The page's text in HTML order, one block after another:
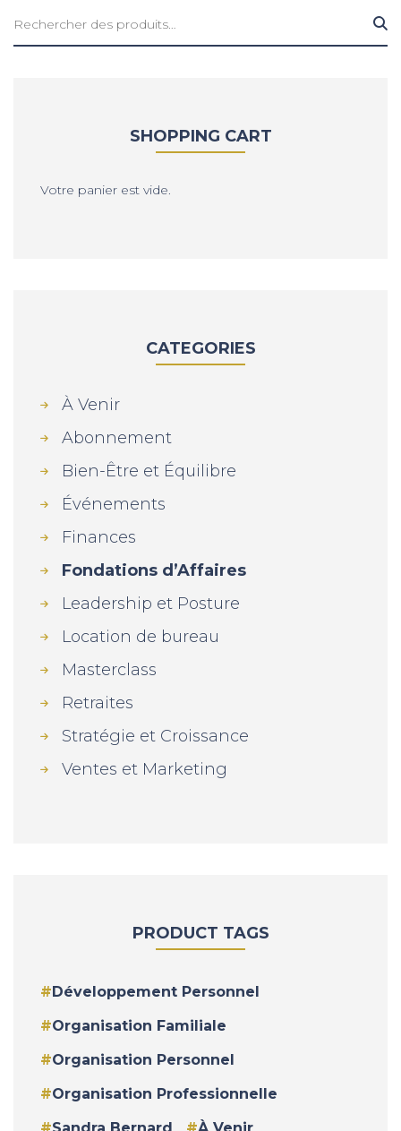
Rechercher :
SHOPPING CART
Votre panier est vide.
CATEGORIES
À Venir
Abonnement
Bien-Être et Équilibre
Événements
Finances
Fondations d’Affaires
Leadership et Posture
Location de bureau
Masterclass
Retraites
Stratégie et Croissance
Ventes et Marketing
PRODUCT TAGS
Développement Personnel
Organisation Familiale
Organisation Personnel
Organisation Professionnelle